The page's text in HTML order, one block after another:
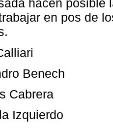
hacen posible
en pos de
Benech
Cabrera
Izquierdo